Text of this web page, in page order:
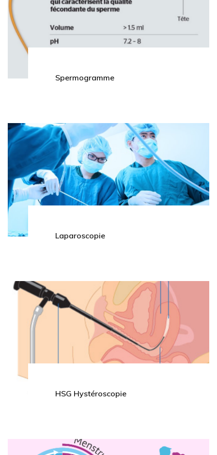
Spermogramme
Laparoscopie
HSG Hystéroscopie